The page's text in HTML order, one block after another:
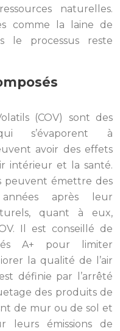
naturelles.
comme la laine de
le processus reste
(COV) sont des
s’évaporent à
avoir des effets
intérieur et la santé.
peuvent émettre des
après leur
quant à eux,
Il est conseillé de
A+ pour limiter
la qualité de l’air
définie par l’arrêté
des produits de
de mur ou de sol et
leurs émissions de